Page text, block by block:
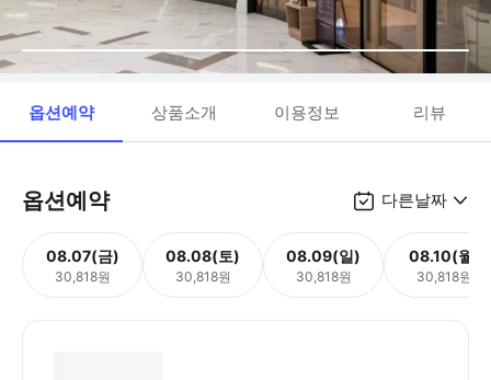
옵션예약 상품소개 이용정보 리뷰
옵션예약 다른날짜
08.07(금)
30,818원
08.08(토)
30,818원
08.09(일)
30,818원
08.10(월)
30,818원